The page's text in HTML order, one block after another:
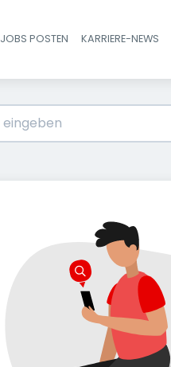
Haupt-Navigation
JOBS POSTEN KARRIERE-NEWS